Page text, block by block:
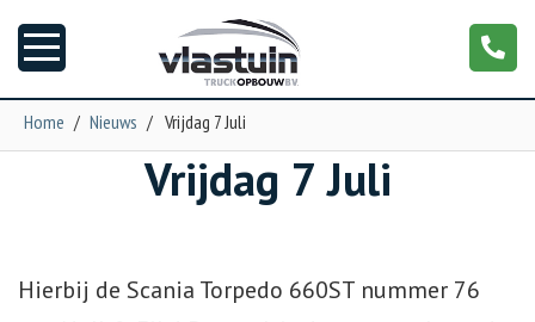
Home / Nieuws / Vrijdag 7 Juli
Vrijdag 7 Juli
Hierbij de Scania Torpedo 660ST nummer 76